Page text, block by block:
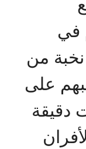
في
نخبة من
على
دقيقة